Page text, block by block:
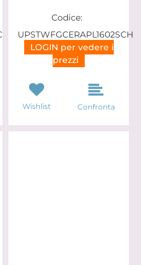
Codice:
UPSTWFGCERAPL1602SCH
LOGIN per vedere i
prezzi
Wishlist Confronta